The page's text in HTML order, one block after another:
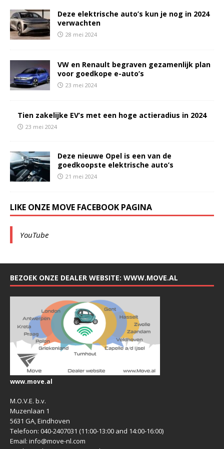
Deze elektrische auto’s kun je nog in 2024
verwachten
28 mei 2024
VW en Renault begraven gezamenlijk plan
voor goedkope e-auto’s
23 mei 2024
Tien zakelijke EV’s met een hoge actieradius in 2024
23 mei 2024
Deze nieuwe Opel is een van de
goedkoopste elektrische auto’s
21 mei 2024
LIKE ONZE MOVE FACEBOOK PAGINA
YouTube
BEZOEK ONZE DEALER WEBSITE: WWW.MOVE.AL
www.move.al
M.O.V.E. b.v.
Muzenlaan 1
5631 GA, Eindhoven
Telefoon: 040-2407031 (11:00-13:00 and 14:00-16:00)
Email: info@move-nl.com